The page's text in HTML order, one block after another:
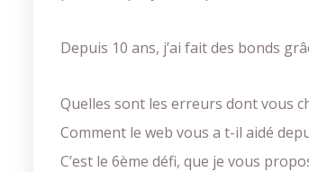
Depuis 10 ans, j’ai fait des bonds
Quelles sont les erreurs dont vous
Comment le web vous a t-il aidé
C’est le 6ème défi, que je vous